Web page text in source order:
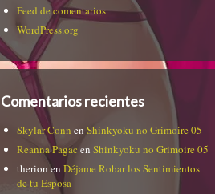
Feed de comentarios
WordPress.org
Comentarios recientes
Skylar Conn en Shinkyoku no Grimoire 05
Reanna Pagac en Shinkyoku no Grimoire 05
therionen Déjame Robar los Sentimientos
de tu Esposa